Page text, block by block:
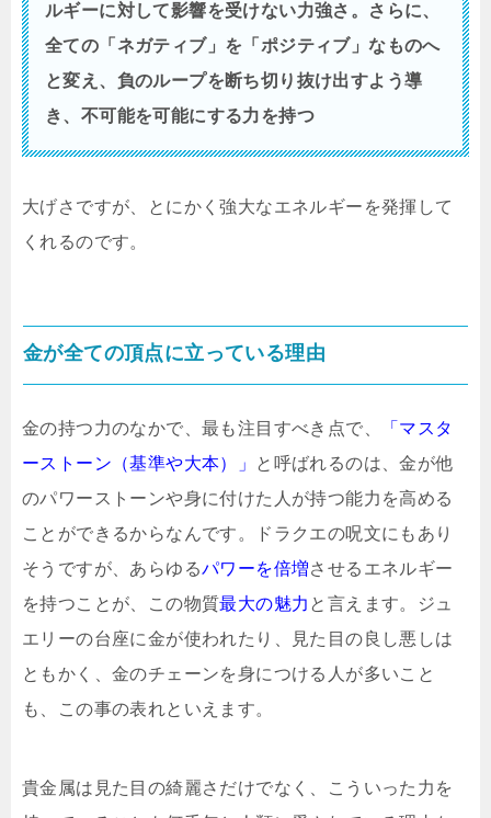
ルギーに対して影響を受けない力強さ。さらに、
全ての「ネガティブ」を「ポジティブ」なものへ
と変え、負のループを断ち切り抜け出すよう導
き、不可能を可能にする力を持つ
大げさですが、とにかく強大なエネルギーを発揮して
くれるのです。
金が全ての頂点に立っている理由
金の持つ力のなかで、最も注目すべき点で、
「マスタ
ーストーン（基準や大本）」
と呼ばれるのは、金が他
のパワーストーンや身に付けた人が持つ能力を高める
ことができるからなんです。ドラクエの呪文にもあり
そうですが、あらゆるパワーを倍増させるエネルギー
を持つことが、この物質最大の魅力 と言えます。ジュ
エリーの台座に金が使われたり、見た目の良し悪しは
ともかく、金のチェーンを身につける人が多いこと
も、この事の表れといえます。
貴金属は見た目の綺麗さだけでなく、こういった力を